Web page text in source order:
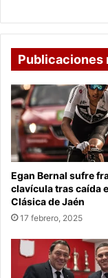
Publicaciones
Egan Bernal sufre
clavícula tras caída
Clásica de Jaén
17 febrero, 2025